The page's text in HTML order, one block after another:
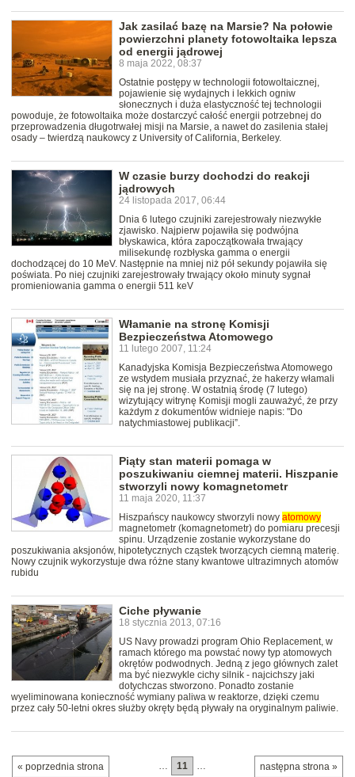
Jak zasilać bazę na Marsie? Na połowie
powierzchni planety fotowoltaika lepsza
od energii jądrowej
8 maja 2022, 08:37
Ostatnie postępy w technologii fotowoltaicznej,
pojawienie się wydajnych i lekkich ogniw
słonecznych i duża elastyczność tej technologii
powoduje, że fotowoltaika może dostarczyć całość energii potrzebnej do
przeprowadzenia długotrwałej misji na Marsie, a nawet do zasilenia stałej
osady – twierdzą naukowcy z University of California, Berkeley.
W czasie burzy dochodzi do reakcji
jądrowych
24 listopada 2017, 06:44
Dnia 6 lutego czujniki zarejestrowały niezwykłe
zjawisko. Najpierw pojawiła się podwójna
błyskawica, która zapoczątkowała trwający
milisekundę rozbłyska gamma o energii
dochodzącej do 10 MeV. Następnie na mniej niż pół sekundy pojawiła się
poświata. Po niej czujniki zarejestrowały trwający około minuty sygnał
promieniowania gamma o energii 511 keV
Włamanie na stronę Komisji
Bezpieczeństwa Atomowego
11 lutego 2007, 11:24
Kanadyjska Komisja Bezpieczeństwa Atomowego
ze wstydem musiała przyznać, że hakerzy włamali
się na jej stronę. W ostatnią środę (7 lutego)
wizytujący witrynę Komisji mogli zauważyć, że przy
każdym z dokumentów widnieje napis: "Do
natychmiastowej publikacji”.
Piąty stan materii pomaga w
poszukiwaniu ciemnej materii. Hiszpanie
stworzyli nowy komagnetometr
11 maja 2020, 11:37
Hiszpańscy naukowcy stworzyli nowy atomowy
magnetometr (komagnetometr) do pomiaru precesji
spinu. Urządzenie zostanie wykorzystane do
poszukiwania aksjonów, hipotetycznych cząstek tworzących ciemną materię.
Nowy czujnik wykorzystuje dwa różne stany kwantowe ultrazimnych atomów
rubidu
Ciche pływanie
18 stycznia 2013, 07:16
US Navy prowadzi program Ohio Replacement, w
ramach którego ma powstać nowy typ atomowych
okrętów podwodnych. Jedną z jego głównych zalet
ma być niezwykle cichy silnik - najcichszy jaki
dotychczas stworzono. Ponadto zostanie
wyeliminowana konieczność wymiany paliwa w reaktorze, dzięki czemu
przez cały 50-letni okres służby okręty będą pływały na oryginalnym paliwie.
« poprzednia strona następna strona »
… 11 …